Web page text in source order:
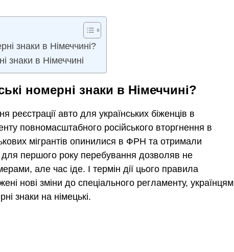
знаки в Німеччині?
знаки в Німеччині
номерні знаки в Німеччині?
реєстрації авто для українських біженців в
повномасштабного російського вторгнення в
мігрантів опинилися в ФРН та отримали
першого року перебування дозволяв не
але час іде. І термін дії цього правила
нові зміни до спеціального регламенту, українцям
знаки на німецькі.